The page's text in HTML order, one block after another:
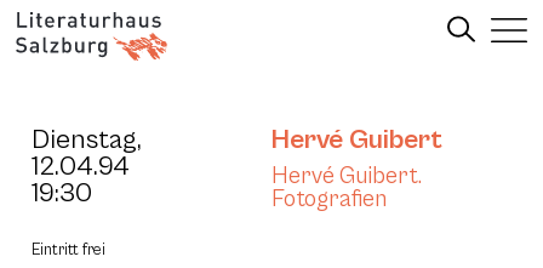
Dienstag,
12.04.94
19:30
Hervé Guibert
Hervé Guibert.
Fotografien
Eintritt frei